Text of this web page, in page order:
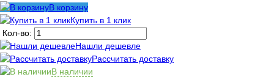
В корзину
Купить в 1 клик
Кол-во:
Нашли дешевле
Рассчитать доставку
В наличии